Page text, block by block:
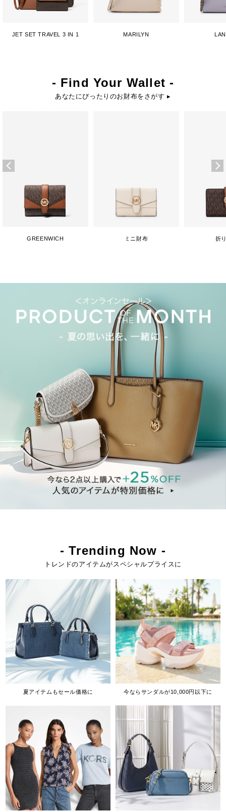
JET SET TRAVEL 3 IN 1 MARILYN
- Find Your Wallet -
あなたにぴったりのお財布をさがす ▸
GREENWICH ミニ財布 折
- Trending Now -
トレンドのアイテムがスペシャルプライスに
夏アイテムもセール価格に 今ならサンダルが10,000円以下に